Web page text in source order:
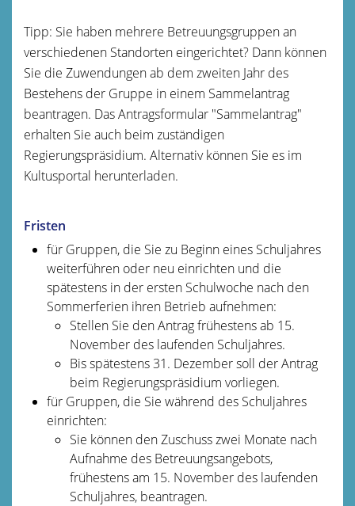
Tipp: Sie haben mehrere Betreuungsgruppen an
verschiedenen Standorten eingerichtet? Dann können
Sie die Zuwendungen ab dem zweiten Jahr des
Bestehens der Gruppe in einem Sammelantrag
beantragen. Das Antragsformular "Sammelantrag"
erhalten Sie auch beim zuständigen
Regierungspräsidium. Alternativ können Sie es im
Kultusportal herunterladen.
Fristen
für Gruppen, die Sie zu Beginn eines Schuljahres
weiterführen oder neu einrichten und die
spätestens in der ersten Schulwoche nach den
Sommerferien ihren Betrieb aufnehmen:
Stellen Sie den Antrag frühestens ab 15.
November des laufenden Schuljahres.
Bis spätestens 31. Dezember soll der Antrag
beim Regierungspräsidium vorliegen.
für Gruppen, die Sie während des Schuljahres
einrichten:
Sie können den Zuschuss zwei Monate nach
Aufnahme des Betreuungsangebots,
frühestens am 15. November des laufenden
Schuljahres, beantragen.